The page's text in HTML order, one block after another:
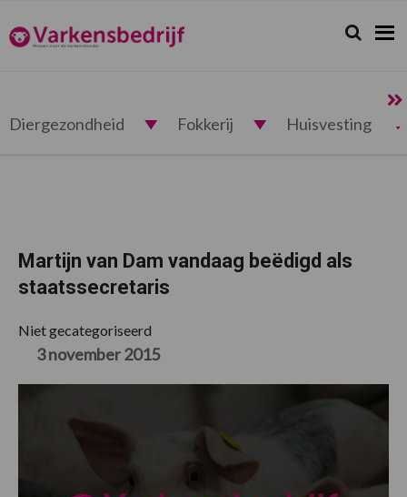
de
hoofdnavigatie
de
hoofd
de
eerste
de
voettekst
Varkensbedrijf.nl Zoeken...
Zoek
Diergezondheid Fokkerij Huisvesting
Martijn van Dam vandaag beëdigd als
staatssecretaris
Niet gecategoriseerd
3 november 2015